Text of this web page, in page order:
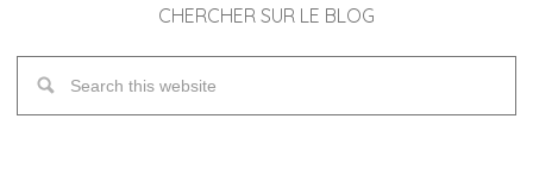
CHERCHER SUR LE BLOG